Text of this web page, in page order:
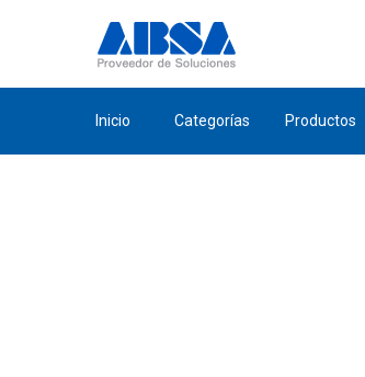
Inicio Categorías Productos